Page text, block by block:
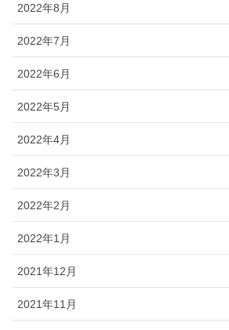
2022年8月
2022年7月
2022年6月
2022年5月
2022年4月
2022年3月
2022年2月
2022年1月
2021年12月
2021年11月